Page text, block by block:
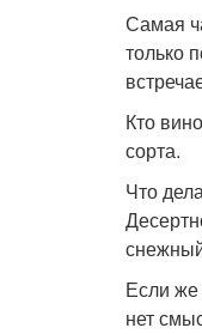
Самая
только
Кто
сорта.
Что
Если же
нет